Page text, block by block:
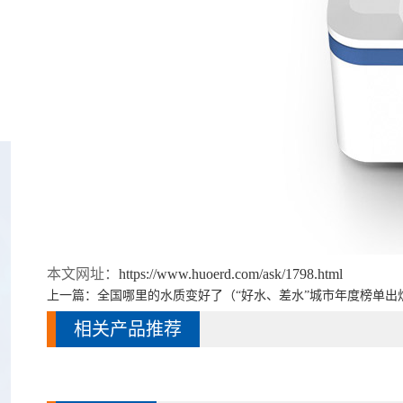
本文网址： https://www.huoerd.com/ask/1798.html
上一篇： 全国哪里的水质变好了（“好水、差水”城市年度榜单出
相关产品推荐